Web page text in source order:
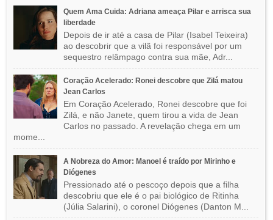
Quem Ama Cuida: Adriana ameaça Pilar e arrisca sua
liberdade
Depois de ir até a casa de Pilar (Isabel Teixeira)
ao descobrir que a vilã foi responsável por um
sequestro relâmpago contra sua mãe, Adr...
Coração Acelerado: Ronei descobre que Zilá matou
Jean Carlos
Em Coração Acelerado, Ronei descobre que foi
Zilá, e não Janete, quem tirou a vida de Jean
Carlos no passado. A revelação chega em um
mome...
A Nobreza do Amor: Manoel é traído por Mirinho e
Diógenes
Pressionado até o pescoço depois que a filha
descobriu que ele é o pai biológico de Ritinha
(Júlia Salarini), o coronel Diógenes (Danton M...